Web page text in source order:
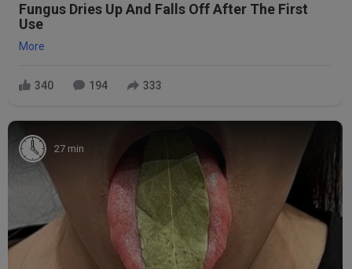
Fungus Dries Up And Falls Off After The First
Use
More
340 194 333
27 min